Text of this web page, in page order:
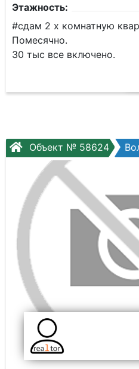
Этажность:
#сдам 2 х комнатную
Помесячно.
30 тыс все включено.
Объект № 58624